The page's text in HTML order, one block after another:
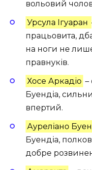
вольовий
Урсула Ігуаран
працьовита,
на ноги не лише
правнуків.
Хосе Аркадіо –
Буендіа,
впертий.
Ауреліано
Буендіа,
добре